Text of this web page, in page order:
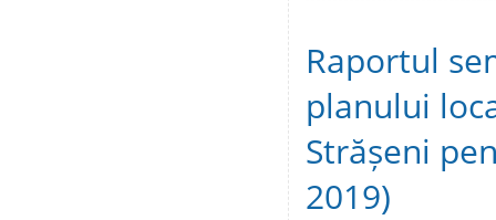
Raportul
planului
Strășeni
2019)